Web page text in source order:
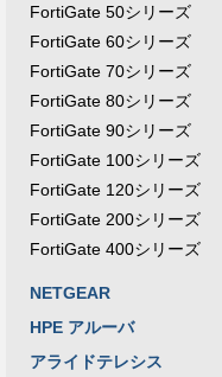
FortiGate 50シリーズ
FortiGate 60シリーズ
FortiGate 70シリーズ
FortiGate 80シリーズ
FortiGate 90シリーズ
FortiGate 100シリーズ
FortiGate 120シリーズ
FortiGate 200シリーズ
FortiGate 400シリーズ
NETGEAR
HPE アルーバ
アライドテレシス